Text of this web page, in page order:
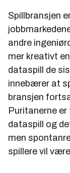
Spillbransjen
andre
mer kreativt
dataspill de
innebærer at
bransjen
Puritanerne
dataspill og
men
spillere vil